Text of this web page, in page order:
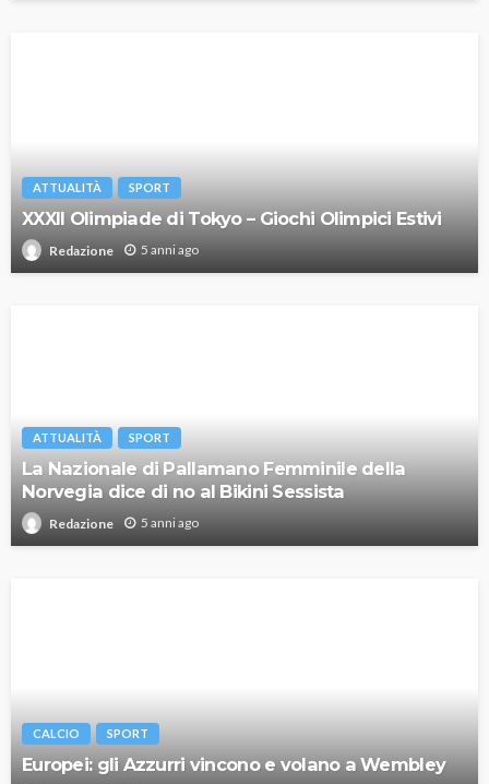
ATTUALITÀ SPORT
XXXII Olimpiade di Tokyo – Giochi Olimpici Estivi
Redazione 5 anni ago
ATTUALITÀ SPORT
La Nazionale di Pallamano Femminile della
Norvegia dice di no al Bikini Sessista
Redazione 5 anni ago
CALCIO SPORT
Europei: gli Azzurri vincono e volano a Wembley